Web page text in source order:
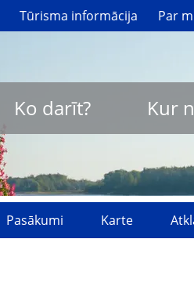
Tūrisma informācija Par
Ko darīt? Kur
Pasākumi Karte